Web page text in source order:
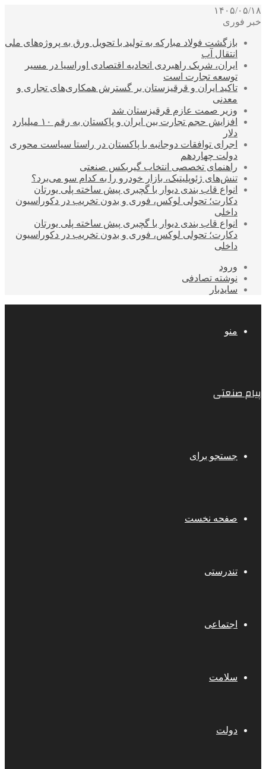
۱۴۰۵/۰۵/۱۸
خبر فوری
بازگشت فولاد مبارکه به تولید با تحویل ورق به پروژه‌های ملی
انتقال آب
ایران، شریک راهبردی اتحادیه اقتصادی اوراسیا در مسیر
توسعه تجارت است
تاکید ایران و قرقیزستان بر گسترش همکاری‌های تجاری و
معدنی
وزیر صمت عازم قرقیزستان شد
افزایش حجم تجارت بین ایران و پاکستان به رقم ۱۰ میلیارد
دلار
اجرای توافقات دوجانبه با پاکستان در راستا سیاست محوری
دولت چهاردهم
راهنمای تخصصی انتخاب گیربکس صنعتی
تنش‌های ژئوپلیتیک، بازار خودرو را به کدام سو می‌برد؟
انواع قاب بندی دیوار با گچبری پیش ساخته پلی یورتان
دکارت؛ تحولی لوکس، فوری و بدون تخریب در دکوراسیون
داخلی
انواع قاب بندی دیوار با گچبری پیش ساخته پلی یورتان
دکارت؛ تحولی لوکس، فوری و بدون تخریب در دکوراسیون
داخلی
ورود
نوشته تصادفی
سایدبار
منو
پیام صنعتی
جستجو برای
صفحه نخست
تندرستی
اجتماعی
سلامت
دولت